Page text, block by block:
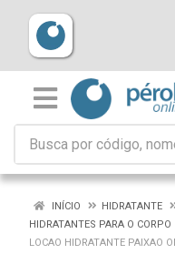
INÍCIO
HIDRATANTE
HIDRATANTES PARA O CORPO
LOCAO HIDRATANTE PAIXAO